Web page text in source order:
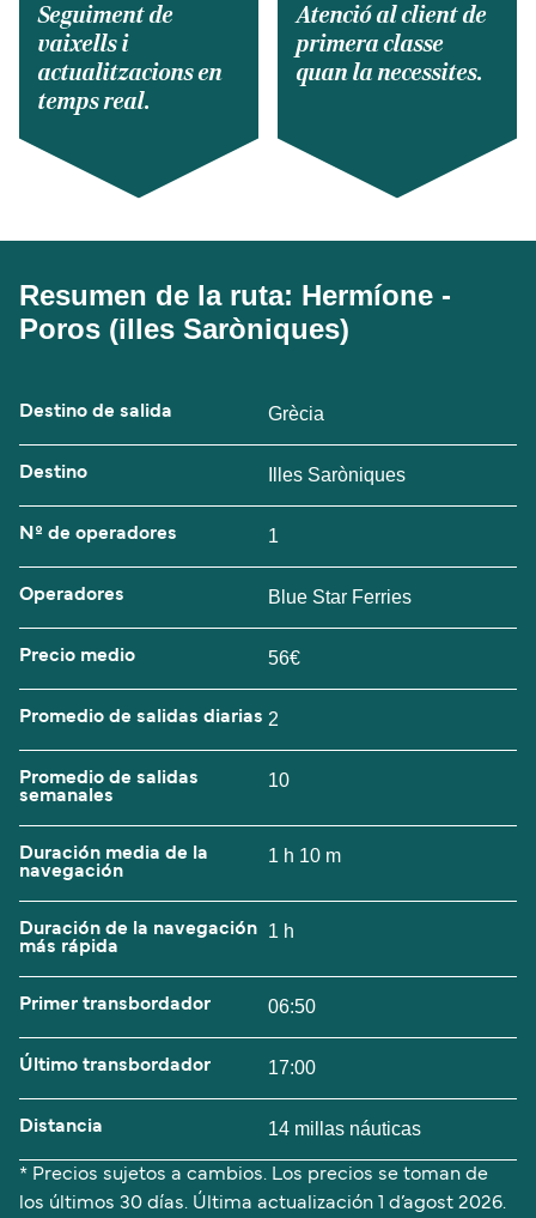
Seguiment de
vaixells i
actualitzacions en
temps real.
Atenció al client de
primera classe
quan la necessites.
Resumen de la ruta: Hermíone -
Poros (illes Saròniques)
Destino de salida Grècia
Destino Illes Saròniques
Nº de operadores 1
Operadores Blue Star Ferries
Precio medio 56€
Promedio de salidas diarias 2
Promedio de salidas
semanales
10
Duración media de la
navegación
1 h 10 m
Duración de la navegación
más rápida
1 h
Primer transbordador 06:50
Último transbordador 17:00
Distancia 14 millas náuticas
* Precios sujetos a cambios. Los precios se toman de
los últimos 30 días. Última actualización
1 d’agost 2026.